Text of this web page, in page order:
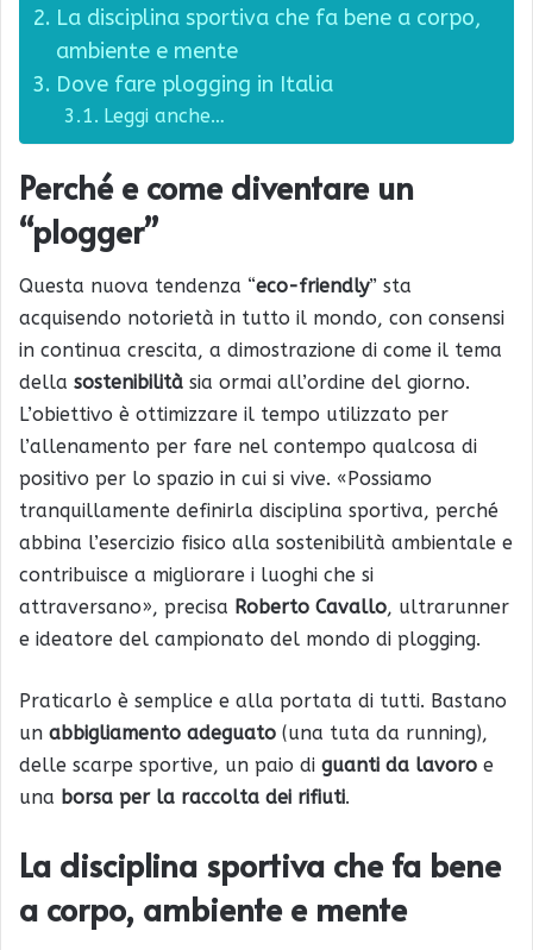
La disciplina sportiva che fa bene a corpo,
ambiente e mente
Dove fare plogging in Italia
Leggi anche…
Perché e come diventare un
“plogger”
Questa nuova tendenza “eco-friendly” sta
acquisendo notorietà in tutto il mondo, con consensi
in continua crescita, a dimostrazione di come il tema
della sostenibilità sia ormai all’ordine del giorno.
L’obiettivo è ottimizzare il tempo utilizzato per
l’allenamento per fare nel contempo qualcosa di
positivo per lo spazio in cui si vive. «Possiamo
tranquillamente definirla disciplina sportiva, perché
abbina l’esercizio fisico alla sostenibilità ambientale e
contribuisce a migliorare i luoghi che si
attraversano», precisa Roberto Cavallo, ultrarunner
e ideatore del campionato del mondo di plogging.
Praticarlo è semplice e alla portata di tutti. Bastano
un abbigliamento adeguato (una tuta da running),
delle scarpe sportive, un paio di guanti da lavoro e
una borsa per la raccolta dei rifiuti.
La disciplina sportiva che fa bene
a corpo, ambiente e mente